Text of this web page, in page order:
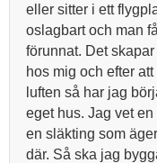
eller sitter i ett
oslagbart och man
förunnat. Det
hos mig och efter
luften så har jag
eget hus. Jag vet
en släkting som
där. Så ska jag